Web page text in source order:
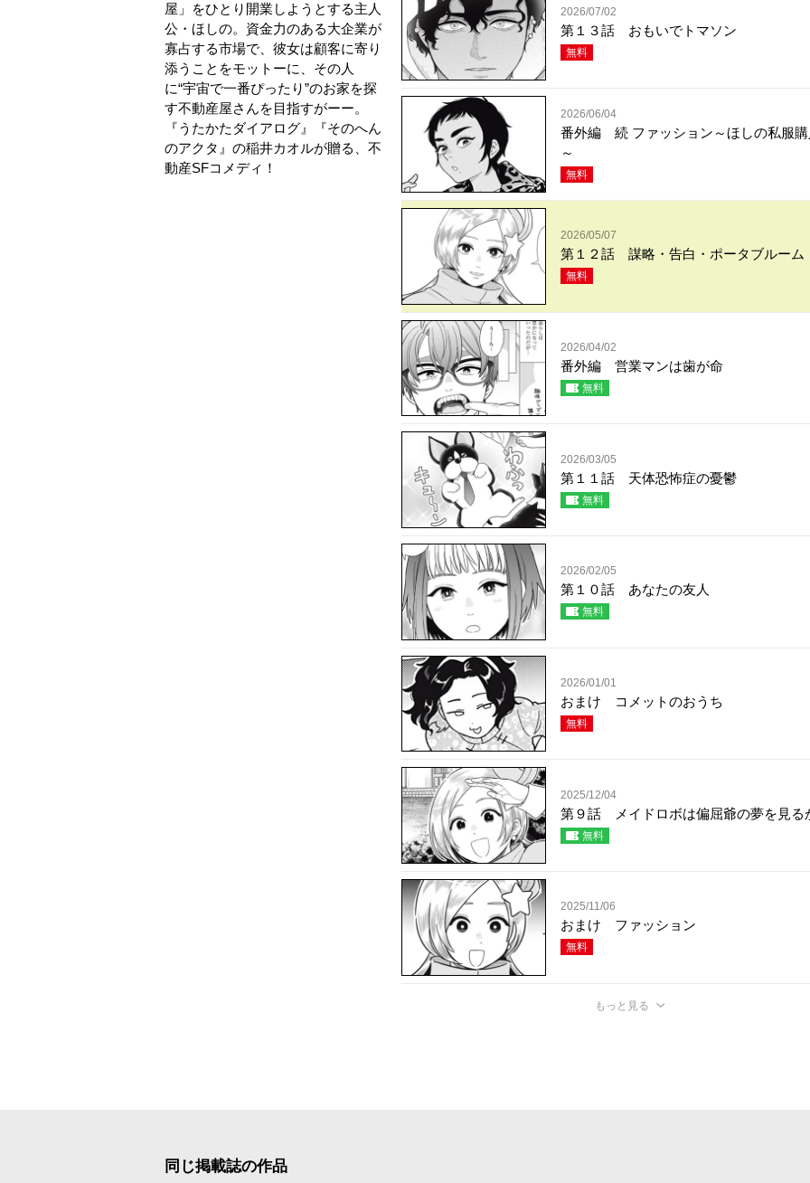
屋」をひとり開業しようとする主人
公・ほしの。資金力のある大企業が
寡占する市場で、彼女は顧客に寄り
添うことをモットーに、その人
に“宇宙で一番ぴったり”のお家を探
す不動産屋さんを目指すがーー。
『うたかたダイアログ』『そのへん
のアクタ』の稲井カオルが贈る、不
動産SFコメディ！
2026/07/02
第１３話 おもいでトマソン
無料
2026/06/04
番外編 続 ファッション～ほしの私服
～
無料
2026/05/07
第１２話 謀略・告白・ポータブルーム
無料
2026/04/02
番外編 営業マンは歯が命
無料
2026/03/05
第１１話 天体恐怖症の憂鬱
無料
2026/02/05
第１０話 あなたの友人
無料
2026/01/01
おまけ コメットのおうち
無料
2025/12/04
第９話 メイドロボは偏屈爺の夢を見る
無料
2025/11/06
おまけ ファッション
無料
もっと見る
同じ掲載誌の作品